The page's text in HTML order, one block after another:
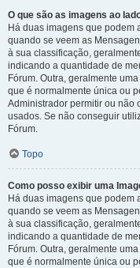
O que são as imagens ao
Há duas imagens que podem
quando se veem as
à sua classificação,
indicando a quantidade de
Fórum. Outra, geralmente
que é normalmente única ou
Administrador permitir ou não
usados. Se não conseguir
Fórum.
Topo
Como posso exibir uma
Há duas imagens que podem
quando se veem as
à sua classificação,
indicando a quantidade de
Fórum. Outra, geralmente
que é normalmente única ou